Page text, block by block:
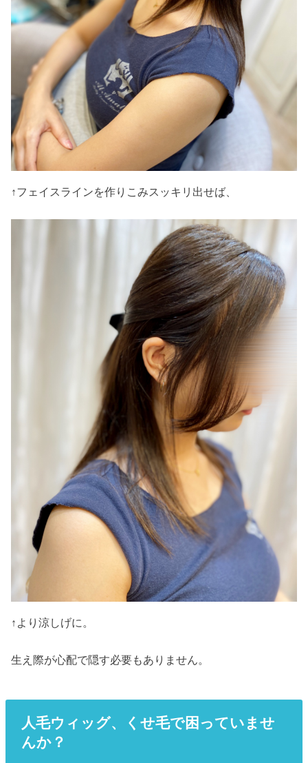
↑フェイスラインを作りこみスッキリ出せば、
↑より涼しげに。
生え際が心配で隠す必要もありません。
人毛ウィッグ、くせ毛で困っていませ
んか？